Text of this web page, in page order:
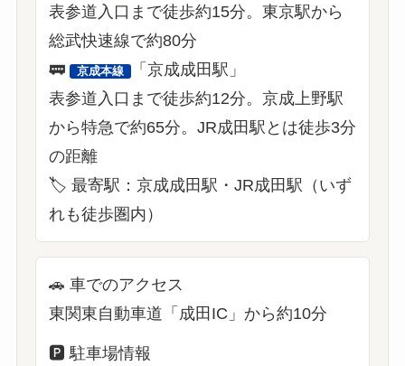
表参道入口まで徒歩約15分。東京駅から
総武快速線で約80分
🚃
京成本線 「京成成田駅」
表参道入口まで徒歩約12分。京成上野駅
から特急で約65分。JR成田駅とは徒歩3分
の距離
🏷 最寄駅：京成成田駅・JR成田駅（いず
れも徒歩圏内）
🚗 車でのアクセス
東関東自動車道「成田IC」から約10分
🅿️ 駐車場情報